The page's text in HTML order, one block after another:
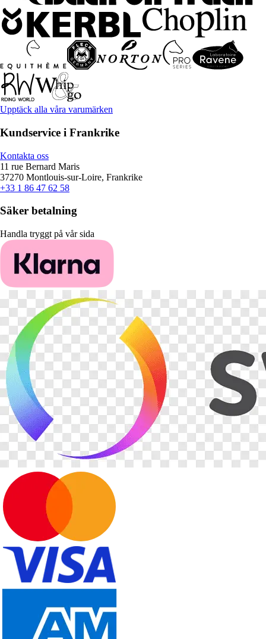
Upptäck alla våra varumärken
Kundservice i Frankrike
Kontakta oss
11 rue Bernard Maris
37270 Montlouis-sur-Loire, Frankrike
+33 1 86 47 62 58
Säker betalning
Handla tryggt på vår sida